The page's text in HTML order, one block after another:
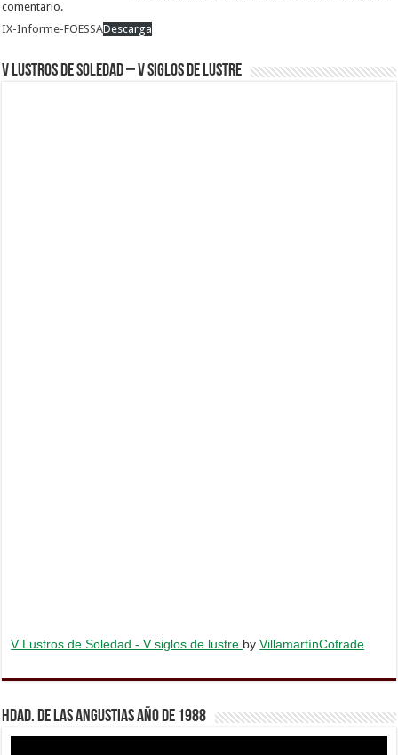
comentario.
IX-Informe-FOESSADescarga
V Lustros de Soledad – V Siglos de Lustre
V Lustros de Soledad - V siglos de lustre byVillamartínCofrade
Hdad. de Las Angustias año de 1988